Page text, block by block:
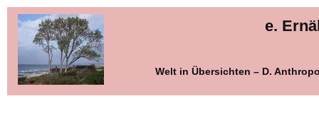
e.
Welt in Übersichten – D.